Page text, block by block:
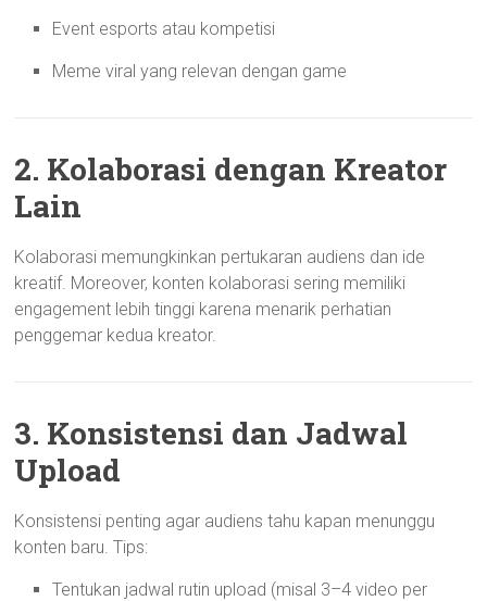
Event esports atau kompetisi
Meme viral yang relevan dengan game
2. Kolaborasi dengan Kreator
Lain
Kolaborasi memungkinkan pertukaran audiens dan ide
kreatif. Moreover, konten kolaborasi sering memiliki
engagement lebih tinggi karena menarik perhatian
penggemar kedua kreator.
3. Konsistensi dan Jadwal
Upload
Konsistensi penting agar audiens tahu kapan menunggu
konten baru. Tips:
Tentukan jadwal rutin upload (misal 3–4 video per